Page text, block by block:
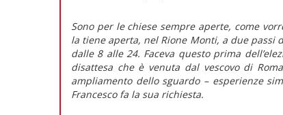
Sono per le chiese sempre aperte, come
la tiene aperta, nel Rione Monti, a due passi
dalle 8 alle 24. Faceva questo prima
disattesa che è venuta dal vescovo di
ampliamento dello sguardo – esperienze
Francesco fa la sua richiesta.